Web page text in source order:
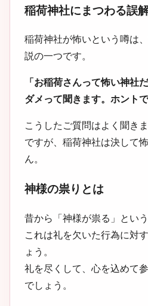
稲荷神社にまつわる誤
稲荷神社が怖いという噂は
説の一つです。
「お稲荷さんって怖い神社
ダメって聞きます。ホント
こうしたご質問はよく聞きま
ですが、稲荷神社は決して
ん。
神様の祟りとは
昔から「神様が祟る」とい
これは礼を欠いた行為に対
ょう。
礼を尽くして、心を込めて
でしょう。